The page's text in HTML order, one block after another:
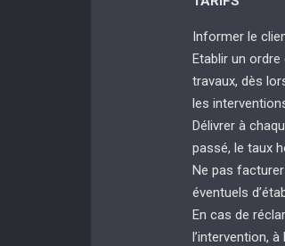
Informer le
Etablir un ordre
travaux, dès
les
Délivrer à
passé, le taux
Ne pas
éventuels
En cas de
l’intervention,